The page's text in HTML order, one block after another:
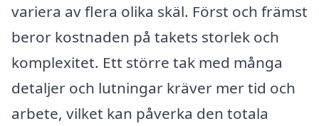
variera av flera olika skäl. Först och främst
beror kostnaden på takets storlek och
komplexitet. Ett större tak med många
detaljer och lutningar kräver mer tid och
arbete, vilket kan påverka den totala